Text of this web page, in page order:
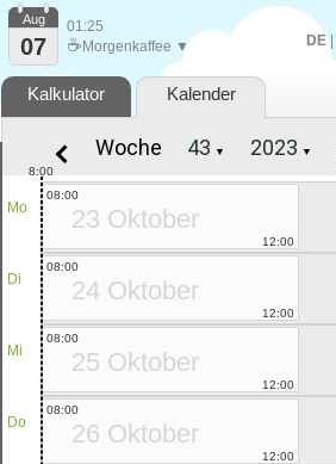
Tag
DE|
Aug
07
01:25
☕ Morgenkaffee ▼
Kalkulator Kalender
Woche ▼ ▼
Mo
Di
Mi
Do
8:00
23 Oktober
08:00
12:00
24 Oktober
08:00
12:00
25 Oktober
08:00
12:00
26 Oktober
08:00
12:00